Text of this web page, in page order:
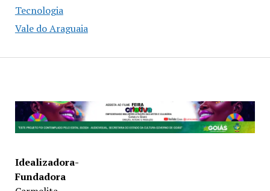
Tecnologia
Vale do Araguaia
Idealizadora-
Fundadora